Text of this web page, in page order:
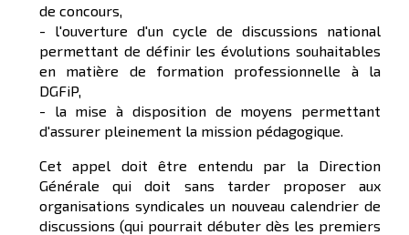
de concours,
- l'ouverture d'un cycle de discussions national
permettant de définir les évolutions souhaitables
en matière de formation professionnelle à la
DGFiP,
- la mise à disposition de moyens permettant
d'assurer pleinement la mission pédagogique.
Cet appel doit être entendu par la Direction
Générale qui doit sans tarder proposer aux
organisations syndicales un nouveau calendrier de
discussions (qui pourrait débuter dès les premiers